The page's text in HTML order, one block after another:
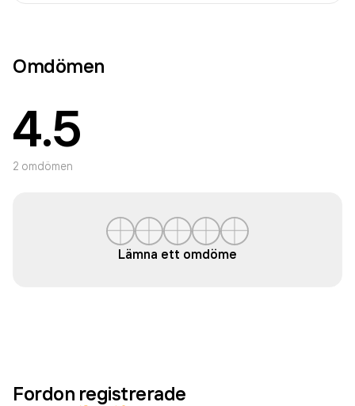
Omdömen
4.5
2 omdömen
Lämna ett omdöme
Fordon registrerade